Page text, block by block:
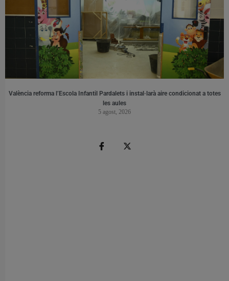
València reforma l’Escola Infantil Pardalets i instal·larà aire condicionat a totes
les aules
5 agost, 2026